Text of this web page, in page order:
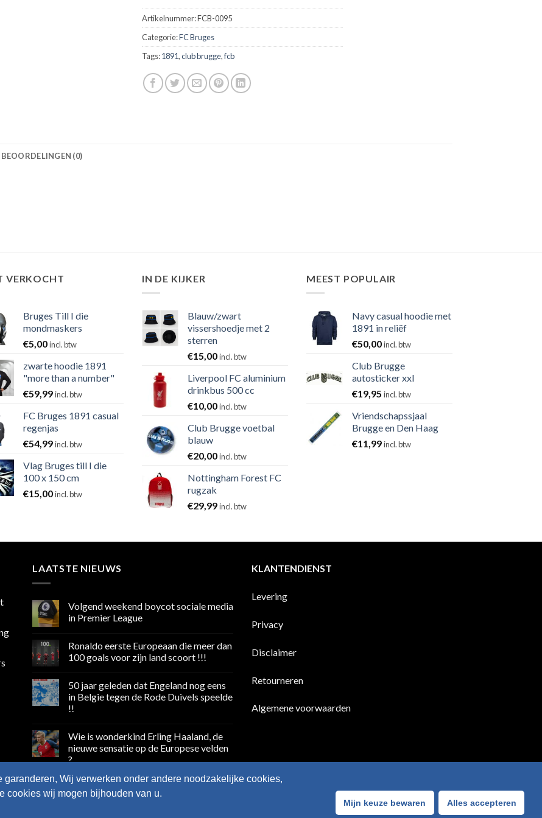
Artikelnummer:FCB-0095
Categorie:FC Bruges
Tags:1891,club brugge,fcb
BEOORDELINGEN (0)
VERKOCHT
Bruges Till I die
mondmaskers
€5,00incl. btw
zwarte hoodie 1891
"more than a number"
€59,99incl. btw
FC Bruges 1891 casual
regenjas
€54,99incl. btw
Vlag Bruges till I die
100 x 150 cm
€15,00incl. btw
IN DE KIJKER
Blauw/zwart
vissershoedje met 2
sterren
€15,00incl. btw
Liverpool FC aluminium
drinkbus 500 cc
€10,00incl. btw
Club Brugge voetbal
blauw
€20,00incl. btw
Nottingham Forest FC
rugzak
€29,99incl. btw
MEEST POPULAIR
Navy casual hoodie met
1891 in reliëf
€50,00incl. btw
Club Brugge
autosticker xxl
€19,95 incl. btw
Vriendschapssjaal
Brugge en Den Haag
€11,99incl. btw
LAATSTE NIEUWS
Volgend weekend boycot sociale media
in Premier League
op
Volgend
weekend
media
in
Premier
League
Ronaldo eerste Europeaan die meer dan
100 goals voor zijn land scoort !!!
op
Ronaldo
eerste
Europeaan
dan
100
goals
voor
zijn
scoort
50 jaar geleden dat Engeland nog eens
in Belgie tegen de Rode Duivels speelde
!!
op
50
jaar
geleden
Engeland
nog
eens
in
Wie is wonderkind Erling Haaland, de
nieuwe sensatie op de Europese velden
?
reacties
Wie
KLANTENDIENST
Levering
Privacy
Disclaimer
Retourneren
Algemene voorwaarden
Wij verwerken onder andere noodzakelijke cookies,
cookies wij mogen bijhouden van u.
Mijn keuze bewaren Alles accepteren